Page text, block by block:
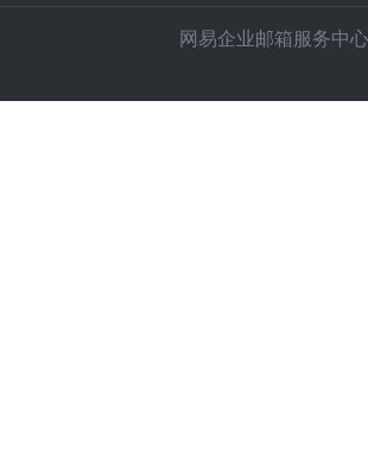
网易企业邮箱服务